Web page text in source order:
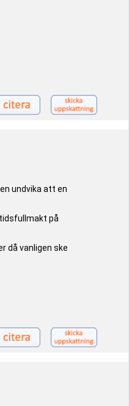
undvika att en
på
då vanligen ske